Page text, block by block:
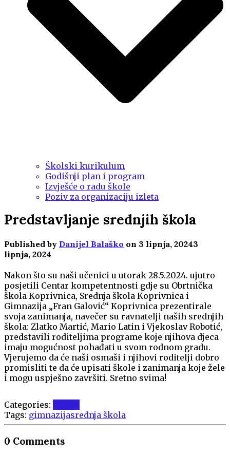
Školski kurikulum
Godišnji plan i program
Izvješće o radu škole
Poziv za organizaciju izleta
Predstavljanje srednjih škola
Published by Danijel Balaško on 3 lipnja, 20243
lipnja, 2024
Nakon što su naši učenici u utorak 28.5.2024. ujutro
posjetili Centar kompetentnosti gdje su Obrtnička
škola Koprivnica, Srednja škola Koprivnica i
Gimnazija „Fran Galović“ Koprivnica prezentirale
svoja zanimanja, navečer su ravnatelji naših srednjih
škola: Zlatko Martić, Mario Latin i Vjekoslav Robotić,
predstavili roditeljima programe koje njihova djeca
imaju mogućnost pohađati u svom rodnom gradu.
Vjerujemo da će naši osmaši i njihovi roditelji dobro
promisliti te da će upisati škole i zanimanja koje žele
i mogu uspješno završiti. Sretno svima!
Categories:
Tags: gimnazijasrednja škola
0 Comments